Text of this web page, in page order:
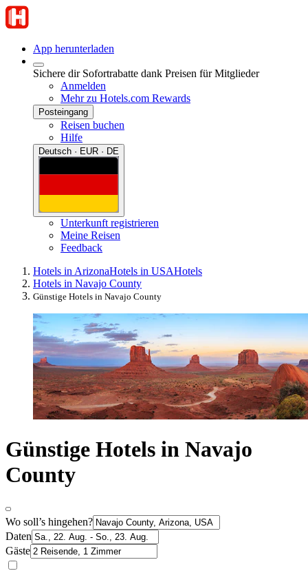
App herunterladen
Sichere dir Sofortrabatte dank Preisen für Mitglieder
Anmelden
Mehr zu Hotels.com Rewards
Posteingang
Reisen buchen
Hilfe
Deutsch · EUR · DE
Unterkunft registrieren
Meine Reisen
Feedback
Hotels in ArizonaHotels in USAHotels
Hotels in Navajo County
Günstige Hotels in Navajo County
Günstige Hotels in Navajo
County
Wo soll’s hingehen?
Daten
Gäste